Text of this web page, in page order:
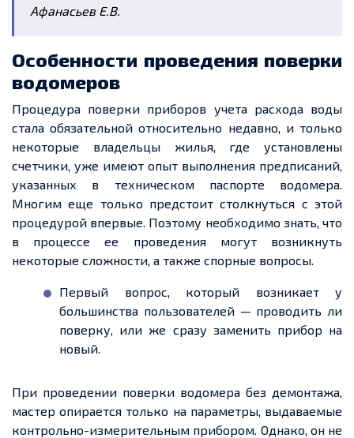
Афанасьев Е.В.
Особенности проведения поверки
водомеров
Процедура поверки приборов учета расхода воды
стала обязательной относительно недавно, и только
некоторые владельцы жилья, где установлены
счетчики, уже имеют опыт выполнения предписаний,
указанных в техническом паспорте водомера.
Многим еще только предстоит столкнуться с этой
процедурой впервые. Поэтому необходимо знать, что
в процессе ее проведения могут возникнуть
некоторые сложности, а также спорные вопросы.
Первый вопрос, который возникает у
большинства пользователей — проводить ли
поверку, или же сразу заменить прибор на
новый.
При проведении поверки водомера без демонтажа,
мастер опирается только на параметры, выдаваемые
контрольно-измерительным прибором. Однако, он не